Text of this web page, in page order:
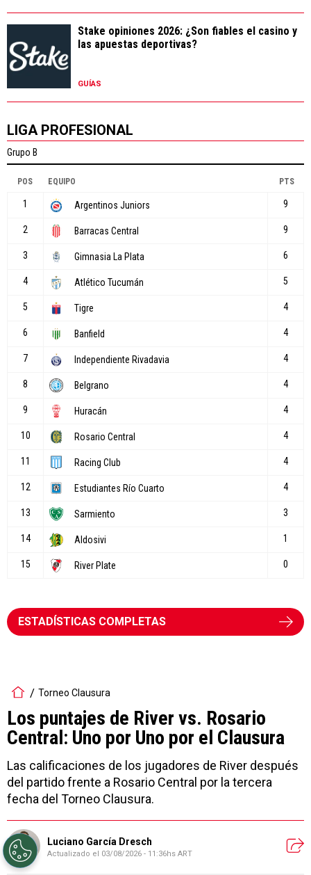
Stake opiniones 2026: ¿Son fiables el casino y
las apuestas deportivas?
GUÍAS
LIGA PROFESIONAL
ESTADÍSTICAS COMPLETAS
Torneo Clausura
Los puntajes de River vs. Rosario
Central: Uno por Uno por el Clausura
Las calificaciones de los jugadores de River después
del partido frente a Rosario Central por la tercera
fecha del Torneo Clausura.
Luciano García Dresch
Actualizado el 03/08/2026 - 11:36hs ART